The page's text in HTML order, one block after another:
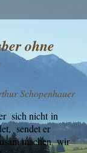
ohne
Schopenhauer
sich nicht in
sendet er
machen wir